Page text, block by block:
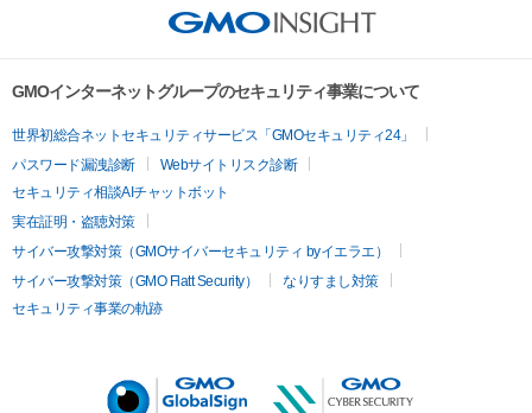
GMOインターネットグループのセキュリティ事業について
世界初総合ネットセキュリティサービス「GMOセキュリティ24」
パスワード漏洩診断
Webサイトリスク診断
セキュリティ相談AIチャットボット
実在証明・盗聴対策
サイバー攻撃対策（GMOサイバーセキュリティ byイエラエ）
サイバー攻撃対策（GMO Flatt Security）
なりすまし対策
セキュリティ事業の軌跡